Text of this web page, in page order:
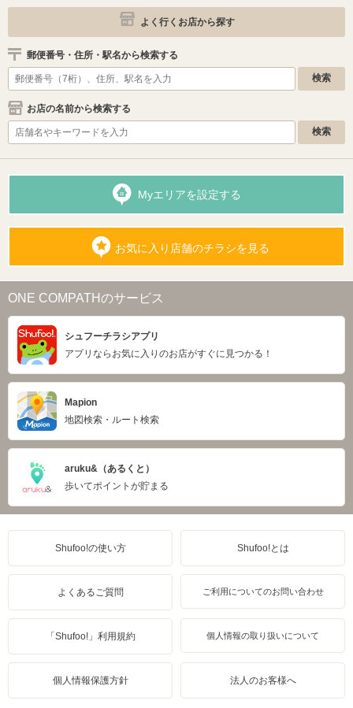
よく行くお店から探す
郵便番号・住所・駅名から検索する
お店の名前から検索する
Myエリアを設定する
お気に入り店舗のチラシを見る
ONE COMPATHのサービス
シュフーチラシアプリ
アプリならお気に入りのお店がすぐに見つかる！
Mapion
地図検索・ルート検索
aruku&（あるくと）
歩いてポイントが貯まる
Shufoo!の使い方 Shufoo!とは
よくあるご質問 ご利用についてのお問い合わせ
「Shufoo!」利用規約 個人情報の取り扱いについて
個人情報保護方針 法人のお客様へ